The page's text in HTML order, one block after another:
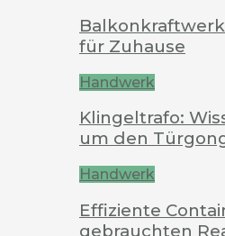
für Zuhause
Handwerk
Klingeltrafo:
um den
Handwerk
Effiziente
gebrauchten